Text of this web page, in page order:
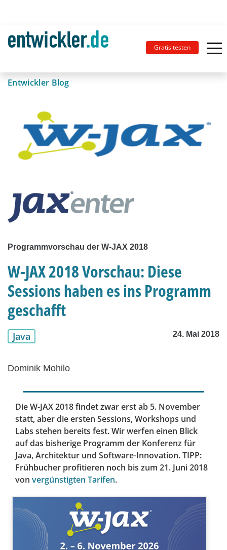
Gratis testen
Entwickler Blog
Programmvorschau der W-JAX 2018
W-JAX 2018 Vorschau: Diese
Sessions haben es ins Programm
geschafft
Java 24. Mai 2018
Dominik Mohilo
Die W-JAX 2018 findet zwar erst ab 5. November
statt, aber die ersten Sessions, Workshops und
Labs stehen bereits fest. Wir werfen einen Blick
auf das bisherige Programm der Konferenz für
Java, Architektur und Software-Innovation. TIPP:
Frühbucher profitieren noch bis zum 21. Juni 2018
von vergünstigten Tarifen.